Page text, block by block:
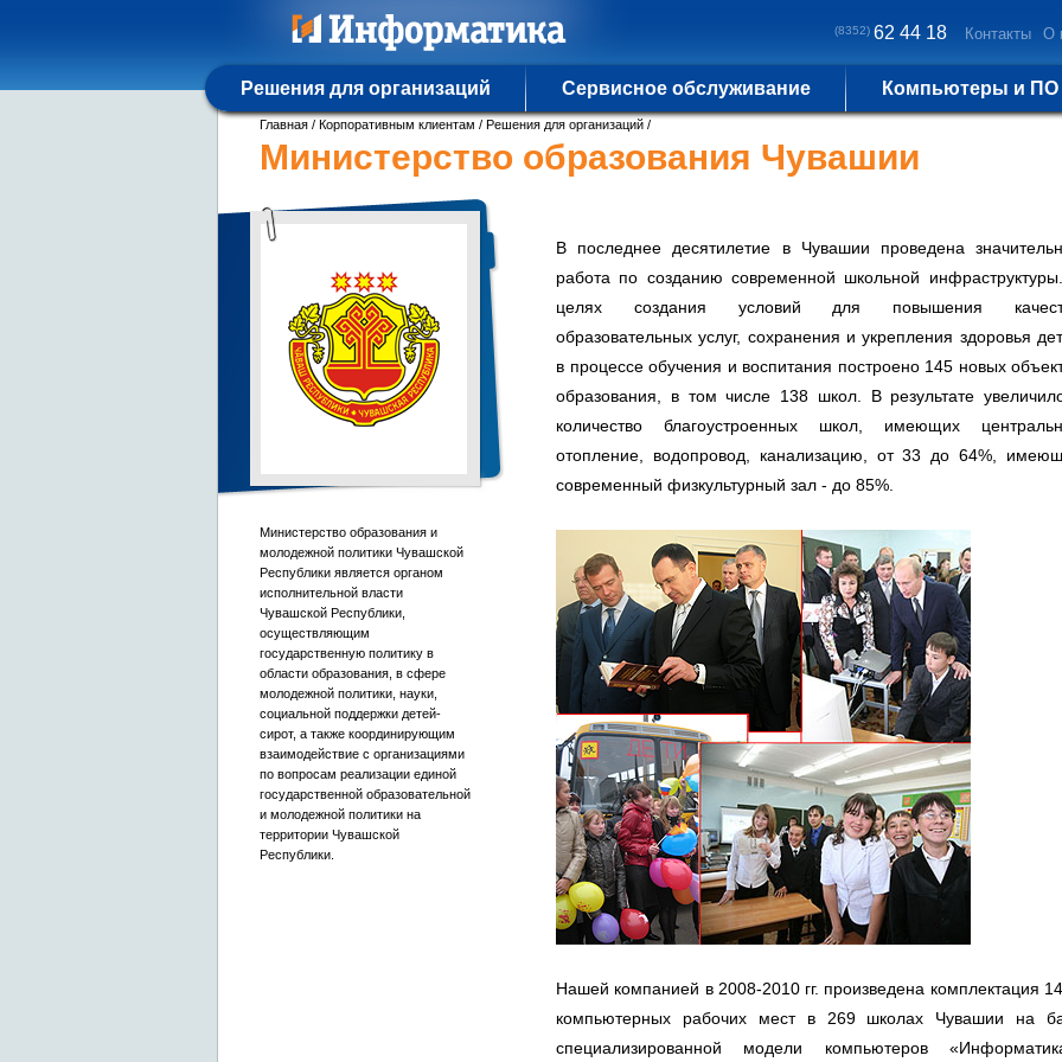
О
Контакты
(8352) 62 44 18
Решения для организаций Сервисное обслуживание Компьютеры и ПО
Главная / Корпоративным клиентам / Решения для организаций /
Министерство образования Чувашии
Министерство образования и
молодежной политики Чувашской
Республики является органом
исполнительной власти
Чувашской Республики,
осуществляющим
государственную политику в
области образования, в сфере
молодежной политики, науки,
социальной поддержки детей-
сирот, а также координирующим
взаимодействие с организациями
по вопросам реализации единой
государственной образовательной
и молодежной политики на
территории Чувашской
Республики.
В последнее десятилетие в Чувашии проведена
работа по созданию современной школьной
целях создания условий для повышения
образовательных услуг, сохранения и укрепления здоровья
в процессе обучения и воспитания построено 145 новых
образования, в том числе 138 школ. В результате
количество благоустроенных школ, имеющих
отопление, водопровод, канализацию, от 33 до 64%,
современный физкультурный зал - до 85%.
Нашей компанией в 2008-2010 гг. произведена комплектация
компьютерных рабочих мест в 269 школах Чувашии на
специализированной модели компьютеров